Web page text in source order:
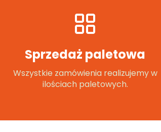
Sprzedaż paletowa
Wszystkie zamówienia realizujemy w
ilościach paletowych.